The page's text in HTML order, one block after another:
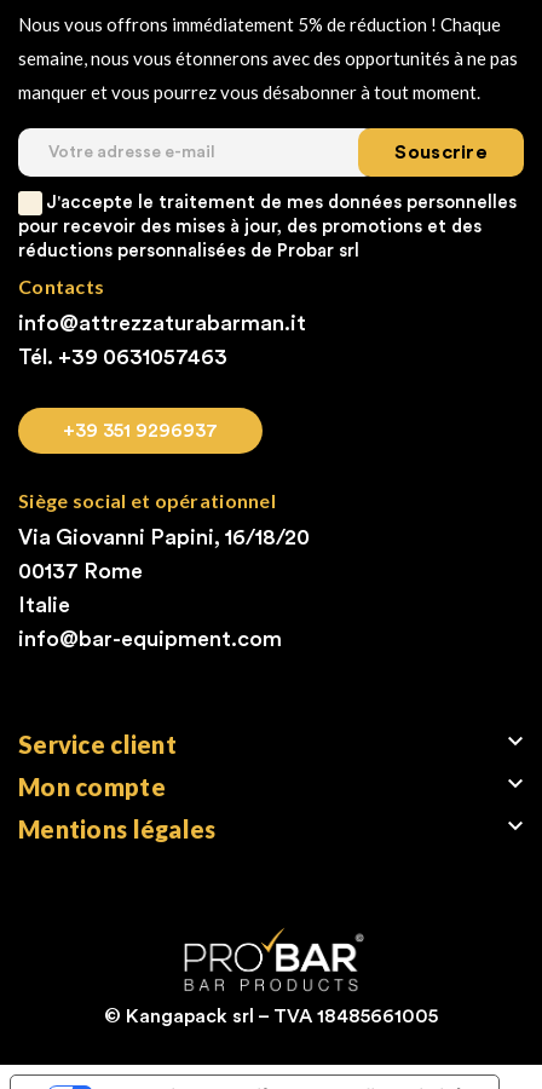
Nous vous offrons immédiatement 5% de réduction ! Chaque
semaine, nous vous étonnerons avec des opportunités à ne pas
manquer et vous pourrez vous désabonner à tout moment.
Souscrire
J'accepte le traitement de mes données personnelles
pour recevoir des mises à jour, des promotions et des
réductions personnalisées de Probar srl
Contacts
info@attrezzaturabarman.it
Tél. +39 0631057463
+39 351 9296937
Siège social et opérationnel
Via Giovanni Papini, 16/18/20
00137 Rome
Italie
info@bar-equipment.com
Service client

Mon compte

Mentions légales

© Kangapack srl – TVA 18485661005